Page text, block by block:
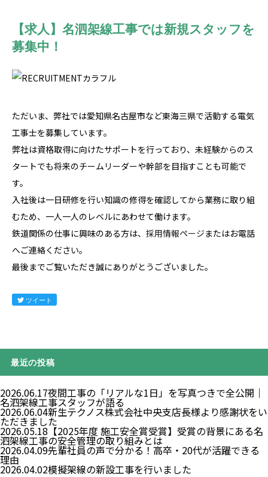
【求人】名泗架線工事では新規スタッフを
募集中！
ただいま、弊社では愛知県名古屋市など東海三県で活動する電気
工事士を募集しています。
弊社は資格取得に向けたサポートを行っており、未経験からのス
タートでも将来のチームリーダーや幹部を目指すことも可能で
す。
入社後は一日研修を行い知識の修得を確認してから業務に取り組
むため、一人一人のレベルにあわせて働けます。
鉄道関係の仕事に興味のある方は、 採用情報ページまたはお電話
へご連絡ください。
最後までご覧いただき誠にありがとうございました。
ツイート
最近の投稿
2026.06.17夜間工事の「リアルな1日」を写真つきで全公開｜
名泗架線工事スタッフが語る
2026.06.04新生テクノス株式会社中央支店長様より感謝状をい
ただきました
2026.05.18【2025年度 施工安全賞受賞】受賞の背景にある名
泗架線工事の安全管理の取り組みとは
2026.04.09先輩社員の声で分かる！高卒・20代が活躍できる
理由
2026.04.02模擬架線の新設工事を行いました